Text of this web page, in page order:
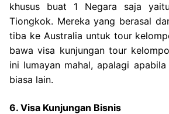
khusus buat 1 Negara saja
Tiongkok. Mereka yang berasal
tiba ke Australia untuk tour
bawa visa kunjungan tour
ini lumayan mahal, apalagi
biasa lain.
6. Visa Kunjungan Bisnis